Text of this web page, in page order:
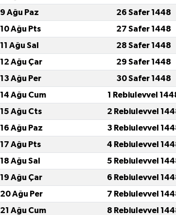
9 Ağu Paz
26 Safer 1448
10 Ağu Pts
27 Safer 1448
11 Ağu Sal
28 Safer 1448
12 Ağu Çar
29 Safer 1448
13 Ağu Per
30 Safer 1448
14 Ağu Cum
1 Rebiulevvel
15 Ağu Cts
2 Rebiulevvel
16 Ağu Paz
3 Rebiulevvel
17 Ağu Pts
4 Rebiulevvel
18 Ağu Sal
5 Rebiulevvel
19 Ağu Çar
6 Rebiulevvel
20 Ağu Per
7 Rebiulevvel
21 Ağu Cum
8 Rebiulevvel